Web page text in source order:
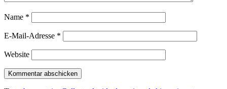
Name *
E-Mail-Adresse *
Website